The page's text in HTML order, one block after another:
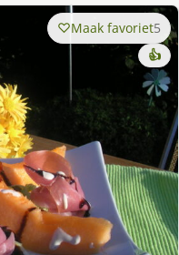
Maak favoriet5
👍